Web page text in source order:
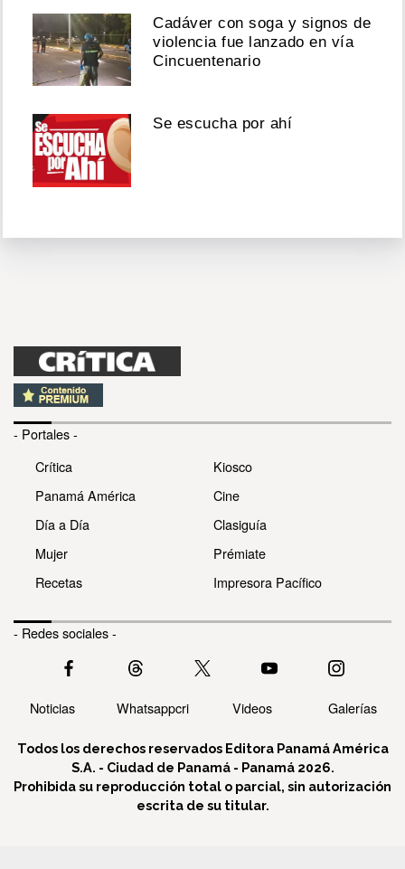
Cadáver con soga y signos de
violencia fue lanzado en vía
Cincuentenario
Se escucha por ahí
- Portales -
Crítica
Panamá América
Día a Día
Mujer
Recetas
Kiosco
Cine
Clasiguía
Prémiate
Impresora Pacífico
- Redes sociales -
Noticias Whatsappcri Videos Galerías
Todos los derechos reservados Editora Panamá América
S.A. - Ciudad de Panamá - Panamá 2026.
Prohibida su reproducción total o parcial, sin autorización
escrita de su titular.